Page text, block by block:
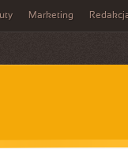
Marketing